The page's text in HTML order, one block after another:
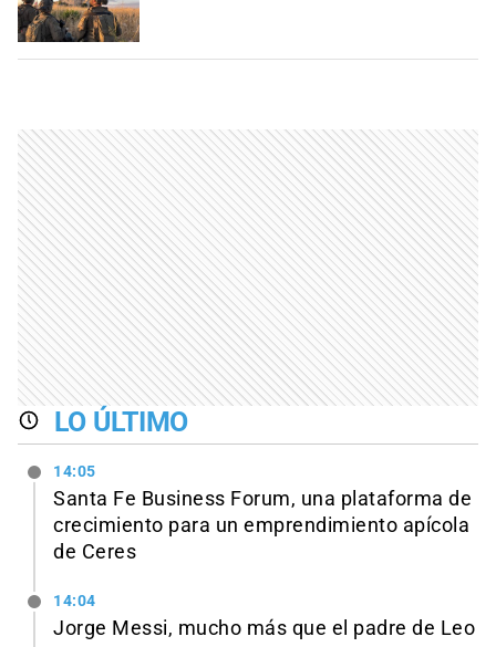
LO ÚLTIMO
14:05
Santa Fe Business Forum, una plataforma de
crecimiento para un emprendimiento apícola
de Ceres
14:04
Jorge Messi, mucho más que el padre de Leo